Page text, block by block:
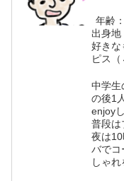
年齢
出身地
好きな
ピス
中学生
の後1
enjoy
普段は
夜は
バでコ
しゃれ